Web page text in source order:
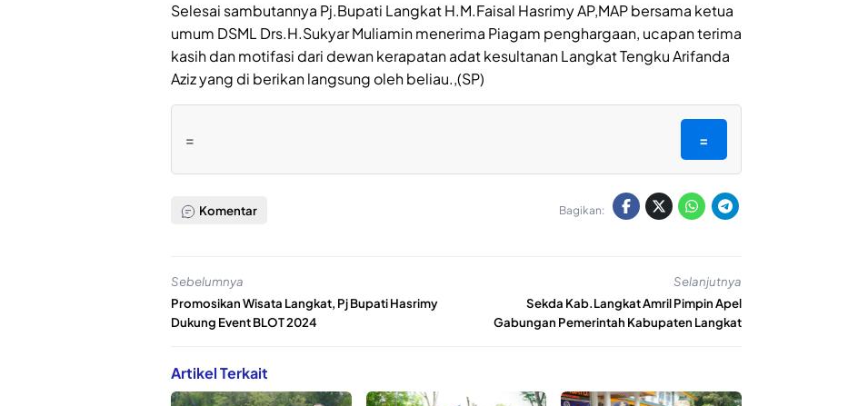
Selesai sambutannya Pj.Bupati Langkat H.M.Faisal Hasrimy AP,MAP bersama ketua
umum DSML Drs.H.Sukyar Muliamin menerima Piagam penghargaan, ucapan terima
kasih dan motifasi dari dewan kerapatan adat kesultanan Langkat Tengku Arifanda
Aziz yang di berikan langsung oleh beliau.,(SP)
= =
Komentar Bagikan:
Sebelumnya
Promosikan Wisata Langkat, Pj Bupati Hasrimy
Dukung Event BLOT 2024
Selanjutnya
Sekda Kab.Langkat Amril Pimpin Apel
Gabungan Pemerintah Kabupaten Langkat
Artikel Terkait